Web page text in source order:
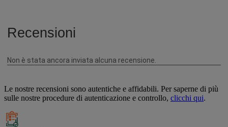
Le nostre recensioni sono autentiche e affidabili. Per saperne di più
sulle nostre procedure di autenticazione e controllo, clicchi qui.